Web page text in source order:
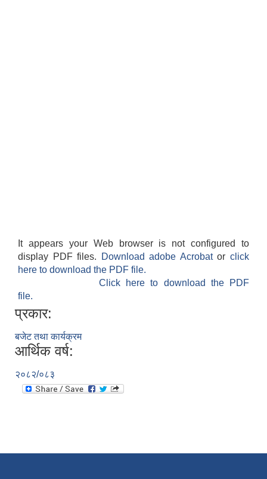
It appears your Web browser is not configured to
display PDF files.
Download adobe Acrobatorclick
here to download the PDF file.
Click here to download the PDF
file.
प्रकार:
बजेट तथा कार्यक्रम
आर्थिक वर्ष:
२०८२/०८३